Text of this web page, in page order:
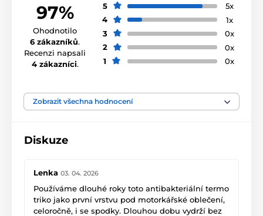
97%
Ohodnotilo
6 zákazníků.
Recenzi napsali
4 zákazníci.
5
5x
4
1x
3
0x
2
0x
1
0x
Zobrazit všechna hodnocení
Diskuze
Lenka 03. 04. 2026
Používáme dlouhé roky toto antibakteriální termo
triko jako první vrstvu pod motorkářské oblečení,
celoročně, i se spodky. Dlouhou dobu vydrží bez